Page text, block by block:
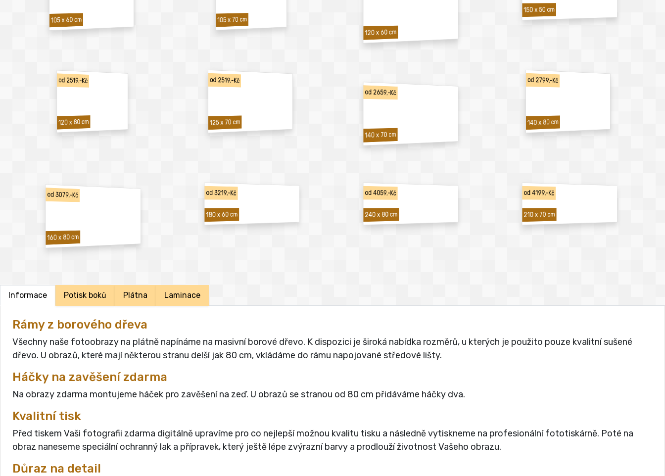
105 x 60 cm 105 x 70 cm
120 x 60 cm
150 x 50 cm
od 2519,-Kč
120 x 80 cm
od 2519,-Kč
125 x 70 cm
od 2659,-Kč
140 x 70 cm
od 2799,-Kč
140 x 80 cm
od 3079,-Kč
160 x 80 cm
od 3219,-Kč
180 x 60 cm
od 4059,-Kč
240 x 80 cm
od 4199,-Kč
210 x 70 cm
Informace Potisk boků Plátna Laminace
Rámy z borového dřeva
Všechny naše fotoobrazy na plátně napínáme na masivní borové dřevo. K dispozici je široká nabídka rozměrů, u kterých je použito pouze kvalitní sušené
dřevo. U obrazů, které mají některou stranu delší jak 80 cm, vkládáme do rámu napojované středové lišty.
Háčky na zavěšení zdarma
Na obrazy zdarma montujeme háček pro zavěšení na zeď. U obrazů se stranou od 80 cm přidáváme háčky dva.
Kvalitní tisk
Před tiskem Vaši fotografii zdarma digitálně upravíme pro co nejlepší možnou kvalitu tisku a následně vytiskneme na profesionální fototiskárně. Poté na
obraz naneseme speciální ochranný lak a přípravek, který ještě lépe zvýrazní barvy a prodlouží životnost Vašeho obrazu.
Důraz na detail